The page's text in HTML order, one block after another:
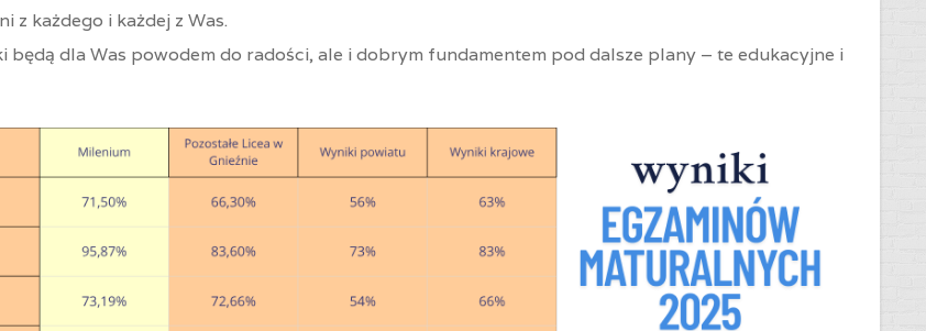
z każdego i każdej z Was.
będą dla Was powodem do radości, ale i dobrym fundamentem pod dalsze plany – te edukacyjne i